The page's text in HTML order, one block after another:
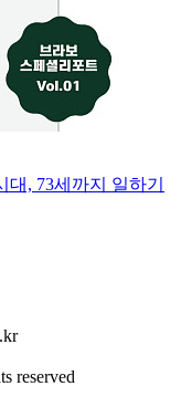
대, 73세까지 일하기
reserved